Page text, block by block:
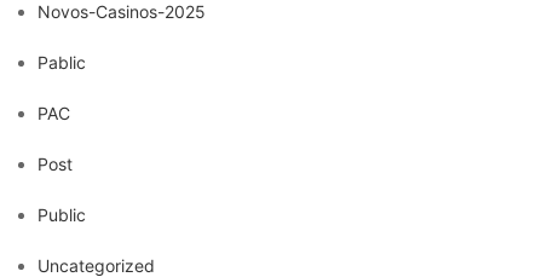
Novos-Casinos-2025
Pablic
PAC
Post
Public
Uncategorized